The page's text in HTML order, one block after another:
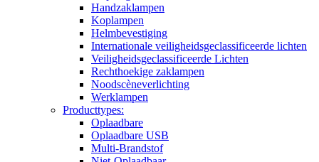
Handzaklampen
Koplampen
Helmbevestiging
Internationale veiligheidsgeclassificeerde lichten
Veiligheidsgeclassificeerde Lichten
Rechthoekige zaklampen
Noodscèneverlichting
Werklampen
Producttypes:
Oplaadbare
Oplaadbare USB
Multi-Brandstof